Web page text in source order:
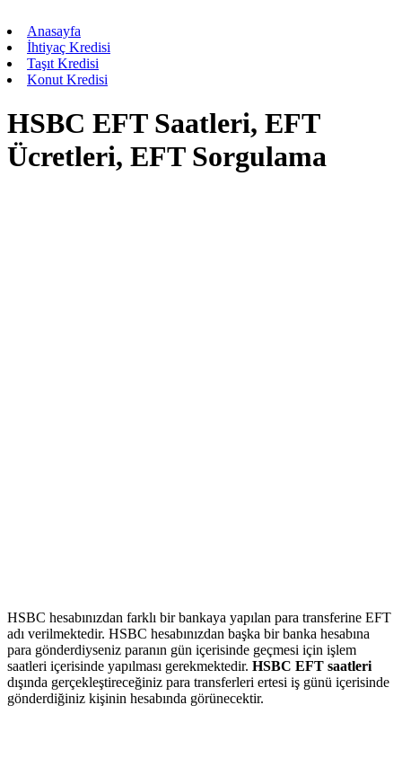
Anasayfa
İhtiyaç Kredisi
Taşıt Kredisi
Konut Kredisi
HSBC EFT Saatleri, EFT
Ücretleri, EFT Sorgulama
HSBC hesabınızdan farklı bir bankaya yapılan para transferine EFT
adı verilmektedir. HSBC hesabınızdan başka bir banka hesabına
para gönderdiyseniz paranın gün içerisinde geçmesi için işlem
saatleri içerisinde yapılması gerekmektedir. HSBC EFT saatleri
dışında gerçekleştireceğiniz para transferleri ertesi iş günü içerisinde
gönderdiğiniz kişinin hesabında görünecektir.